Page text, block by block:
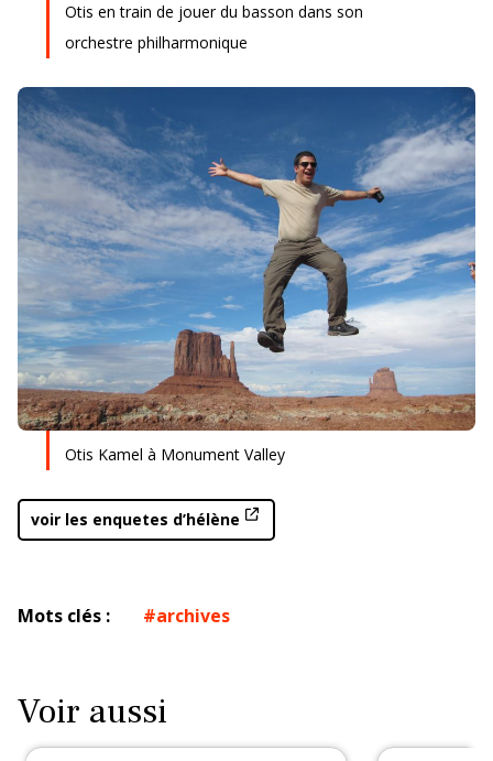
Otis en train de jouer du basson dans son
orchestre philharmonique
Otis Kamel à Monument Valley
voir les enquetes d’hélène
Mots clés : archives
Voir aussi